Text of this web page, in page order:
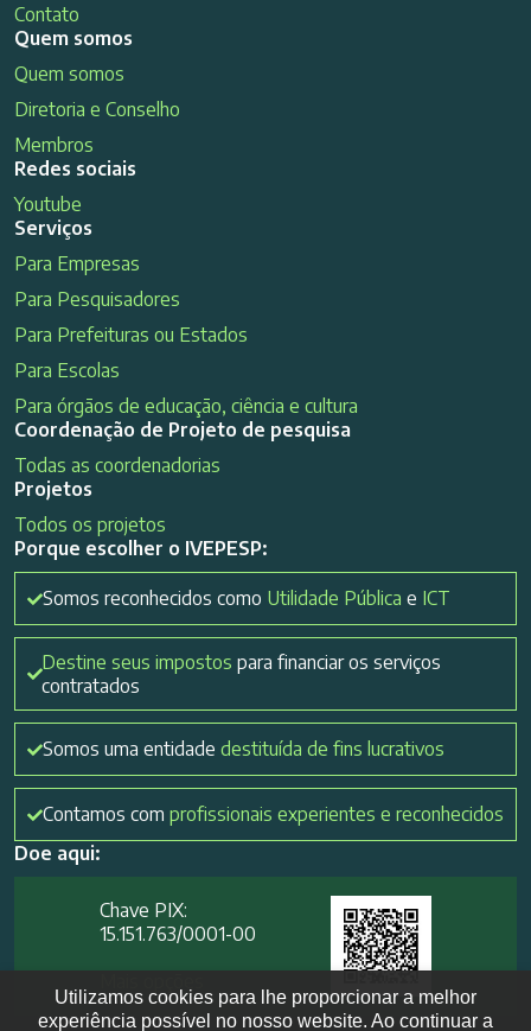
Contato
Quem somos
Quem somos
Diretoria e Conselho
Membros
Redes sociais
Youtube
Serviços
Para Empresas
Para Pesquisadores
Para Prefeituras ou Estados
Para Escolas
Para órgãos de educação, ciência e cultura
Coordenação de Projeto de pesquisa
Todas as coordenadorias
Projetos
Todos os projetos
Porque escolher o IVEPESP:
Somos reconhecidos como Utilidade Pública e ICT
Destine seus impostos para financiar os serviços
contratados
Somos uma entidade destituída de fins lucrativos
Contamos com profissionais experientes e reconhecidos
Doe aqui:
Chave PIX:
15.151.763/0001-00​
Utilizamos cookies para lhe proporcionar a melhor
experiência possível no nosso website. Ao continuar a